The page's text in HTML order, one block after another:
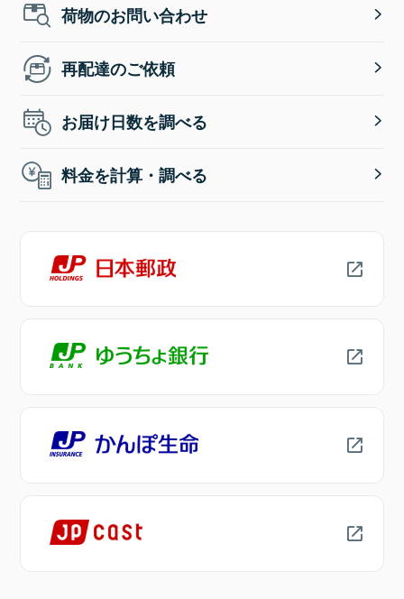
荷物のお問い合わせ
再配達のご依頼
お届け日数を調べる
料金を計算・調べる